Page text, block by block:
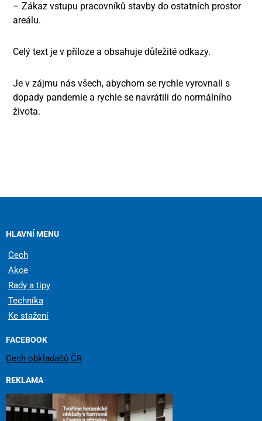
– Zákaz vstupu pracovníků stavby do ostatních prostor
areálu.
Celý text je v příloze a obsahuje důležité odkazy.
Je v zájmu nás všech, abychom se rychle vyrovnali s
dopady pandemie a rychle se navrátili do normálního
života.
HLAVNÍ MENU
Cech
Akce
Rady a tipy
Technika
Ke stažení
FACEBOOK
Cech obkladačů ČR
REKLAMA